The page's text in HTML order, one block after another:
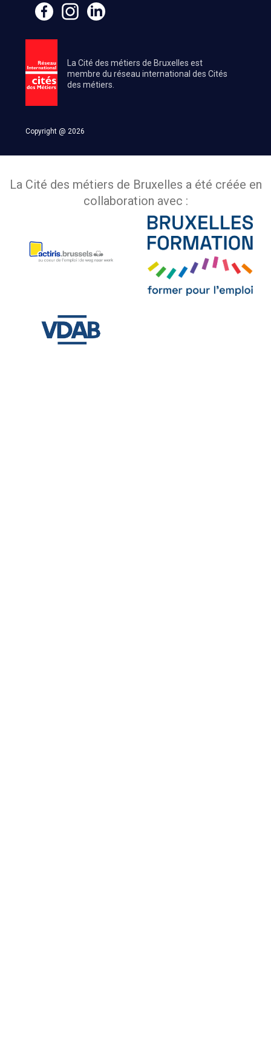
La Cité des métiers de Bruxelles est
membre du réseau international des Cités
des métiers.
Copyright @ 2026
La Cité des métiers de Bruxelles a été créée en
collaboration avec :